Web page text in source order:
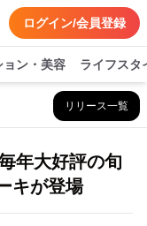
ログイン/会員登録
ョン・美容 ライフスタ
リリース一覧
年大好評の旬
キが登場